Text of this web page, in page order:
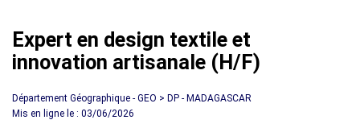
Expert en design textile et
innovation artisanale (H/F)
Département Géographique - GEO > DP - MADAGASCAR
Mis en ligne le : 03/06/2026